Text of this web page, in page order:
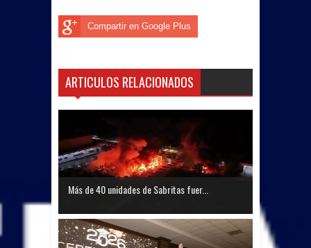
Compartir en Google Plus
ARTICULOS RELACIONADOS
Más de 40 unidades de Sabritas fuer...